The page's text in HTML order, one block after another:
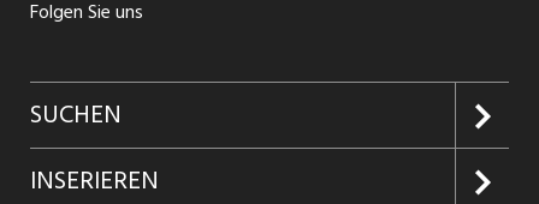
Folgen Sie uns
SUCHEN
Jobs suchen
INSERIEREN